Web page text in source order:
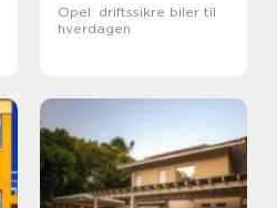
Opel: driftssikre biler til
hverdagen